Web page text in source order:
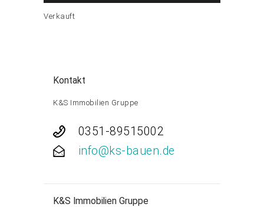
Verkauft
Kontakt
K&S Immobilien Gruppe
0351-89515002
info@ks-bauen.de
K&S Immobilien Gruppe